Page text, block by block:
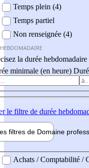
Temps plein (4)
Temps partiel
Non renseignée (4)
la durée hebdomadaire
minimale (en heure)
le filtre de durée
filtres de Domaine pro
professionel
Achats / Comptabilité /